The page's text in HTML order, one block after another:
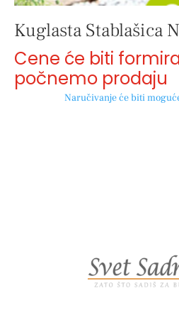
Kuglasta Stablašica
Cene će biti
počnemo prodaju
Naručivanje će biti